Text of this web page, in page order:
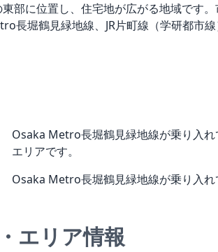
部に位置し、住宅地が広がる地域です
長堀鶴見緑地線、JR片町線（学研都市
Osaka Metro長堀鶴見緑地線が乗り入
エリアです。
Osaka Metro長堀鶴見緑地線が乗り入れ
エリア情報